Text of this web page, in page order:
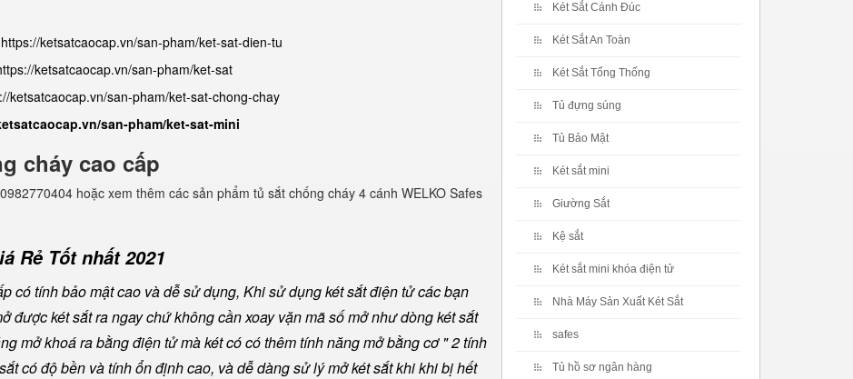
https://ketsatcaocap.vn/san-pham/ket-sat-dien-tu
ketsatcaocap.vn/san-pham/ket-sat
ketsatcaocap.vn/san-pham/ket-sat-chong-chay
san-pham/ket-sat-mini
cháy cao cấp
hoặc xem thêm các sản phẩm tủ sắt chống cháy 4 cánh WELKO Safes
Rẻ Tốt nhất 2021
có tính bảo mật cao và dễ sử dụng, Khi sử dụng két sắt điện tử các bạn
được két sắt ra ngay chứ không cần xoay vặn mã số mở như dòng két sắt
mở khoá ra bằng điện tử mà két có có thêm tính năng mở bằng cơ " 2 tính
có độ bền và tính ổn định cao, và dễ dàng sử lý mở két sắt khi khi bị hết
Két Sắt Cánh Đúc
Két Sắt An Toàn
Két Sắt Tổng Thống
Tủ đựng súng
Tủ Bảo Mật
Két sắt mini
Giường Sắt
Kệ sắt
Két sắt mini khóa điện tử
Nhà Máy Sản Xuất Két Sắt
safes
Tủ hồ sơ ngân hàng